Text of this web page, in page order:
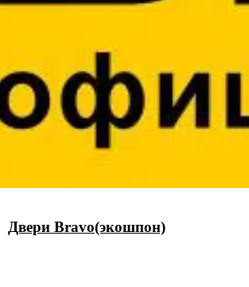
Двери Bravo(экошпон)